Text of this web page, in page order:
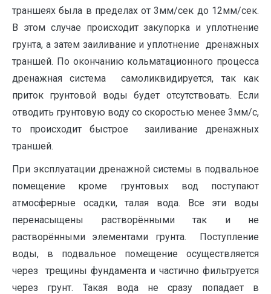
траншеях была в пределах от 3мм/сек до 12мм/сек.
В этом случае происходит закупорка и уплотнение
грунта, а затем заиливание и уплотнение дренажных
траншей. По окончанию кольматационного процесса
дренажная система самоликвидируется, так как
приток грунтовой воды будет отсутствовать. Если
отводить грунтовую воду со скоростью менее 3мм/с,
то происходит быстрое заиливание дренажных
траншей.
При эксплуатации дренажной системы в подвальное
помещение кроме грунтовых вод поступают
атмосферные осадки, талая вода. Все эти воды
перенасыщены растворёнными так и не
растворёнными элементами грунта. Поступление
воды, в подвальное помещение осуществляется
через трещины фундамента и частично фильтруется
через грунт. Такая вода не сразу попадает в